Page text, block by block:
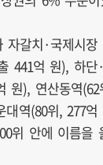
자갈치·국제시
441억 원), 하단
원), 연산동역
역(80위, 277
위 안에 이름을